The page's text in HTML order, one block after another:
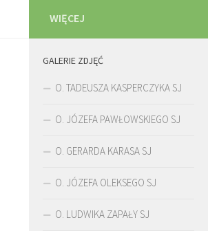
WIĘCEJ
GALERIE ZDJĘĆ
O. TADEUSZA KASPERCZYKA SJ
O. JÓZEFA PAWŁOWSKIEGO SJ
O. GERARDA KARASA SJ
O. JÓZEFA OLEKSEGO SJ
O. LUDWIKA ZAPAŁY SJ